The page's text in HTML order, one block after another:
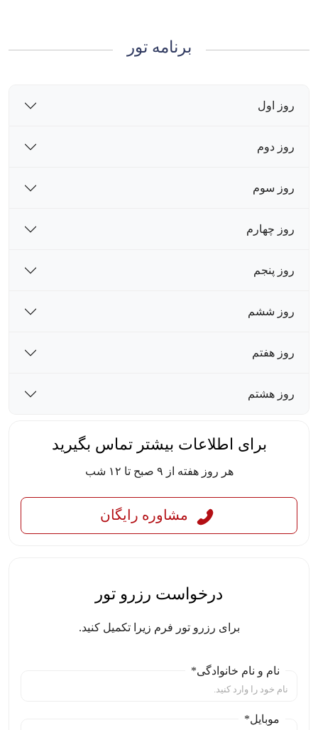
برنامه تور
روز اول
روز دوم
روز سوم
روز چهارم
روز پنجم
روز ششم
روز هفتم
روز هشتم
برای اطلاعات بیشتر تماس بگیرید
هر روز هفته از ۹ صبح تا ۱۲ شب
مشاوره رایگان
درخواست رزرو تور
برای رزرو تور فرم زیرا تکمیل کنید.
نام و نام خانوادگی*
موبایل*